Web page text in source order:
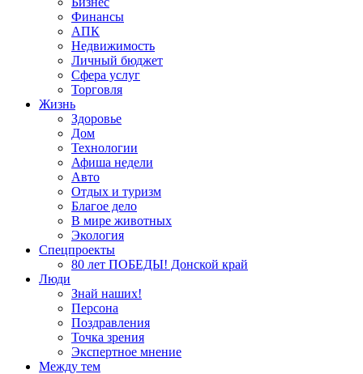
Финансы
АПК
Недвижимость
Личный бюджет
Сфера услуг
Торговля
Жизнь
Здоровье
Дом
Технологии
Афиша недели
Авто
Отдых и туризм
Благое дело
В мире животных
Экология
Спецпроекты
80 лет ПОБЕДЫ! Донской край
Люди
Знай наших!
Персона
Поздравления
Точка зрения
Экспертное мнение
Между тем